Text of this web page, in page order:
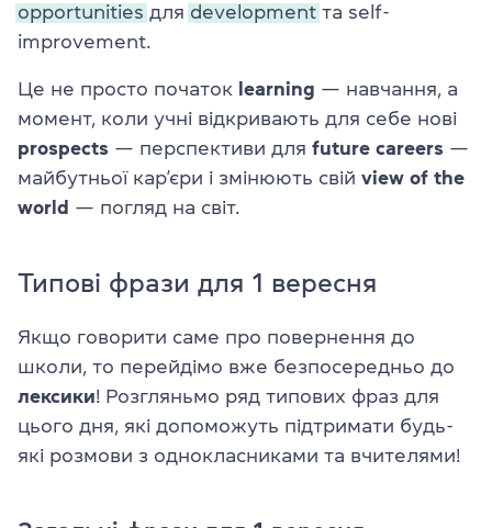
opportunities для development та self-
improvement.
Це не просто початок learning — навчання, а
момент, коли учні відкривають для себе нові
prospects — перспективи для future careers —
майбутньої кар’єри і змінюють свій view of the
world — погляд на світ.
Типові фрази для 1 вересня
Якщо говорити саме про повернення до
школи, то перейдімо вже безпосередньо до
лексики! Розгляньмо ряд типових фраз для
цього дня, які допоможуть підтримати будь-
які розмови з однокласниками та вчителями!